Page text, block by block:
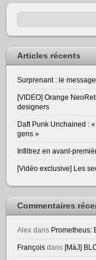
Articles récents
Surprenant : le
[VIDEO] Orange
designers
Daft Punk Unchained :
gens »
Infiltrez en avant-
[Vidéo exclusive] Les
Commentaires
Alex dans Prometheus:
François dans [MàJ]